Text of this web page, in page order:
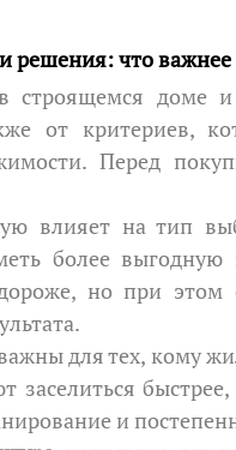
что важнее
от критериев,
Перед
влияет на тип
более выгодную
но при этом
для тех, кому
заселиться
и